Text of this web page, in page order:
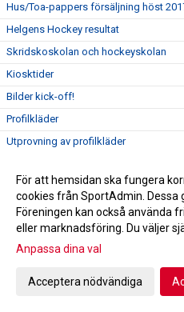
Hus/Toa-pappers försäljning höst
Helgens Hockey resultat
Skridskoskolan och hockeyskolan
Kiosktider
Bilder kick-off!
Profilkläder
Utprovning av profilkläder
Det händer i september!
Tränare för seniorlaget
Informationsmöte 30/5 kl 1900!
VIDEO: Se det viktiga budskapet till
För att hemsidan ska fungera
cookies från SportAdmin. Dessa
Föreningen kan också använda
eller marknadsföring. Du väljer
Anpassa dina val
Acceptera nödvändiga